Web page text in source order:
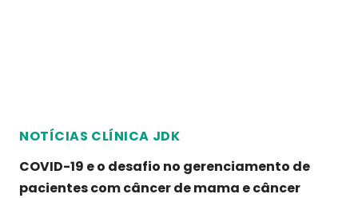
NOTÍCIAS CLÍNICA JDK
COVID-19 e o desafio no gerenciamento de
pacientes com câncer de mama e câncer